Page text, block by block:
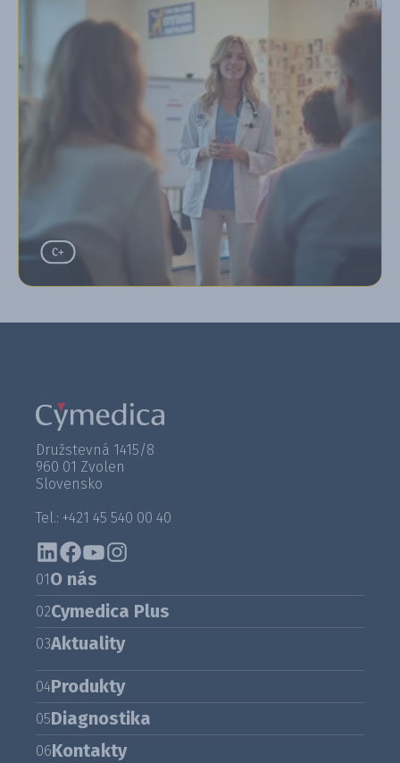
Družstevná 1415/8
960 01 Zvolen
Slovensko
Tel.: +421 45 540 00 40
01O nás
02Cymedica Plus
03Aktuality
04Produkty
05Diagnostika
06Kontakty